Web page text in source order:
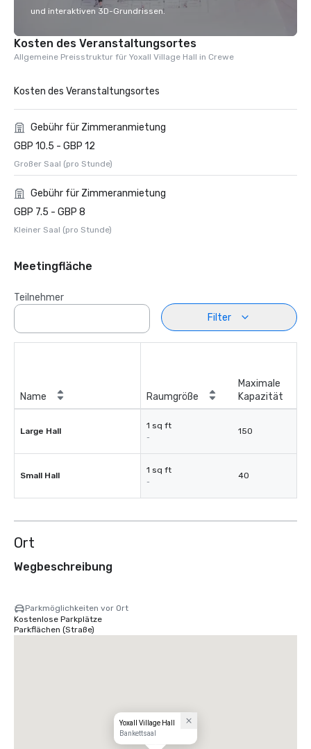
und interaktiven 3D-Grundrissen.
Kosten des Veranstaltungsortes
Allgemeine Preisstruktur für Yoxall Village Hall in Crewe
Kosten des Veranstaltungsortes
Gebühr für Zimmeranmietung
GBP 10.5 - GBP 12
Großer Saal (pro Stunde)
Gebühr für Zimmeranmietung
GBP 7.5 - GBP 8
Kleiner Saal (pro Stunde)
Meetingfläche
Teilnehmer
Filter
Name Raumgröße
Maximale
Kapazität
Large Hall
1 sq ft
-
150
Small Hall
1 sq ft
-
40
Ort
Wegbeschreibung
Parkmöglichkeiten vor Ort
Kostenlose Parkplätze
Parkflächen (Straße)
Yoxall Village Hall
Bankettsaal